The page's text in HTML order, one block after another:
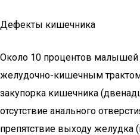
Дефекты кишечника
Около 10 процентов
желудочно-кишечным
закупорка кишечника
отсутствие анального
препятствие выходу желудка